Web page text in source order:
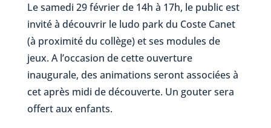
Le samedi 29 février de 14h à 17h, le public est
invité à découvrir le ludo park du Coste Canet
(à proximité du collège) et ses modules de
jeux. A l’occasion de cette ouverture
inaugurale, des animations seront associées à
cet après midi de découverte. Un gouter sera
offert aux enfants.